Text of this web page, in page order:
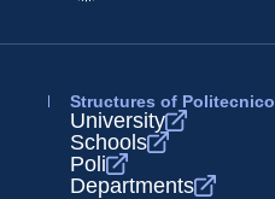
Structures of Politecnico
University
Schools
Poli
Departments